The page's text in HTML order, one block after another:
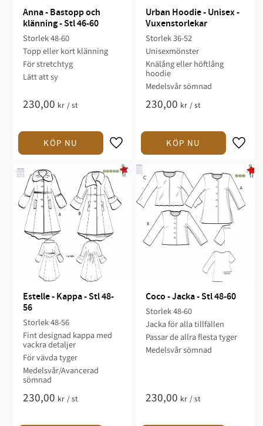
Anna - Bastopp och
klänning - Stl 46-60
Storlek 48-60​
Topp eller kort klänning
För stretchtyg​
Lätt att sy​
230,00 kr /st
Urban Hoodie - Unisex -
Vuxenstorlekar
Storlek 36-52​
Unisexmönster
Knälång eller höftlång
hoodie
​Medelsvår sömnad​​​​​
230,00 kr /st
Estelle - Kappa - Stl 48-
56
Storlek 48-56
Fint designad kappa med
vackra detaljer​​
För vävda tyger​
Medelsvår/Avancerad
sömnad​​
230,00 kr /st
Coco - Jacka - Stl 48-60
Storlek 48-60​​​​​​
Jacka för alla tillfällen​
Passar de allra flesta tyger​
Medelsvår sömnad​​
230,00 kr /st